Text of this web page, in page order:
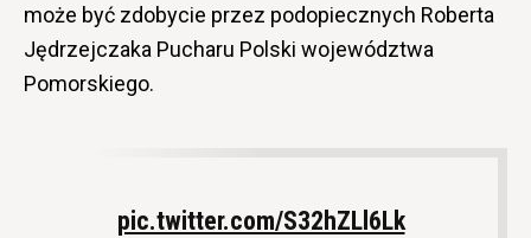
może być zdobycie przez podopiecznych Roberta
Jędrzejczaka Pucharu Polski województwa
Pomorskiego.
pic.twitter.com/S32hZLl6Lk